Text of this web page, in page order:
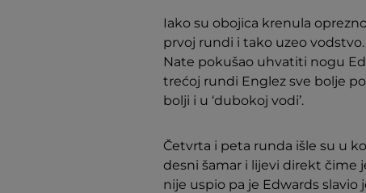
Iako su obojica krenula
prvoj rundi i tako uzeo
Nate pokušao uhvatiti nogu
trećoj rundi Englez sve bolje
bolji i u ‘dubokoj vodi’.
Četvrta i peta runda išle su u
desni šamar i lijevi direkt čime
nije uspio pa je Edwards